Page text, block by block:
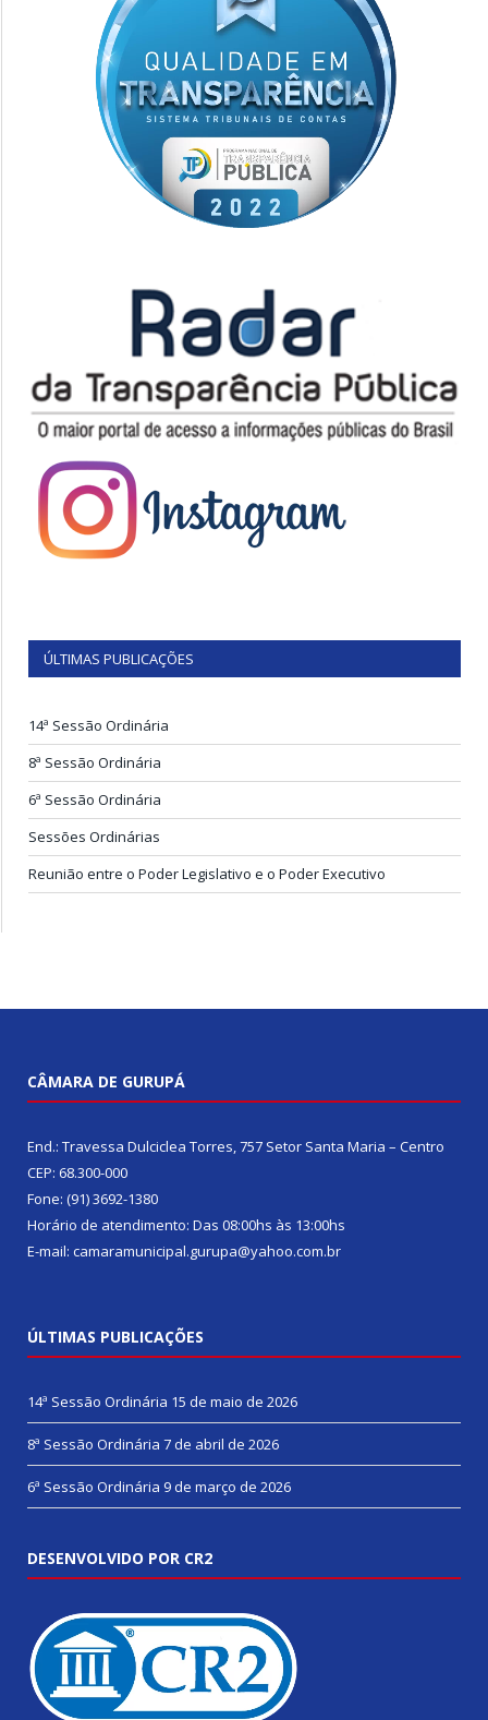
ÚLTIMAS PUBLICAÇÕES
14ª Sessão Ordinária
8ª Sessão Ordinária
6ª Sessão Ordinária
Sessões Ordinárias
Reunião entre o Poder Legislativo e o Poder Executivo
CÂMARA DE GURUPÁ
End.: Travessa Dulciclea Torres, 757 Setor Santa Maria – Centro
CEP: 68.300-000
Fone: (91) 3692-1380
Horário de atendimento: Das 08:00hs às 13:00hs
E-mail: camaramunicipal.gurupa@yahoo.com.br
ÚLTIMAS PUBLICAÇÕES
14ª Sessão Ordinária 15 de maio de 2026
8ª Sessão Ordinária 7 de abril de 2026
6ª Sessão Ordinária 9 de março de 2026
DESENVOLVIDO POR CR2